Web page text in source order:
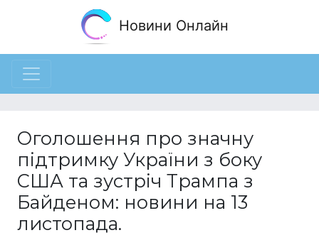
Новини Онлайн
Оголошення про значну
підтримку України з боку
США та зустріч Трампа з
Байденом: новини на 13
листопада.